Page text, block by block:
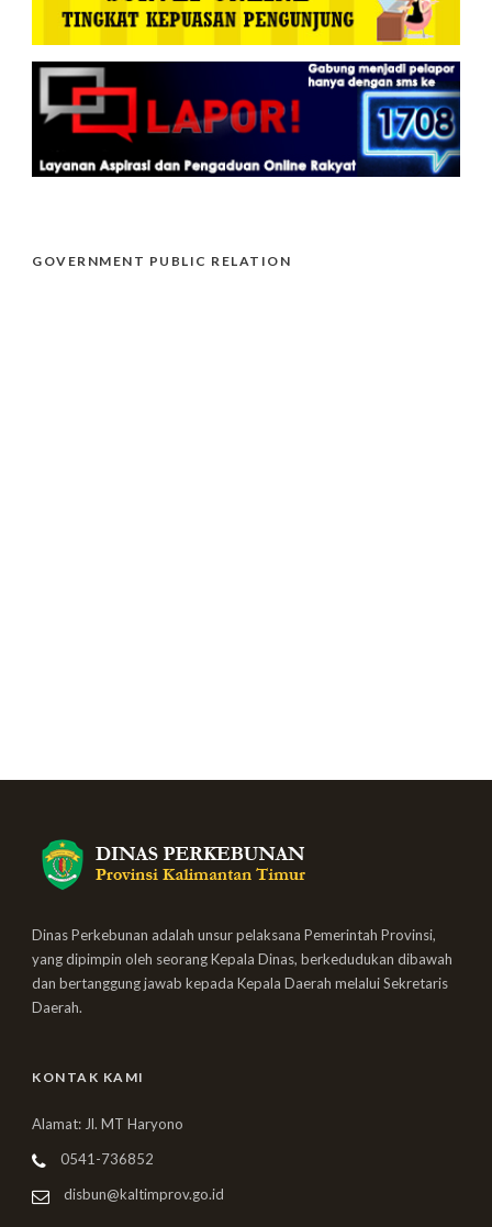
GOVERNMENT PUBLIC RELATION
Dinas Perkebunan adalah unsur pelaksana Pemerintah Provinsi,
yang dipimpin oleh seorang Kepala Dinas, berkedudukan dibawah
dan bertanggung jawab kepada Kepala Daerah melalui Sekretaris
Daerah.
KONTAK KAMI
Alamat: Jl. MT Haryono
0541-736852
disbun@kaltimprov.go.id